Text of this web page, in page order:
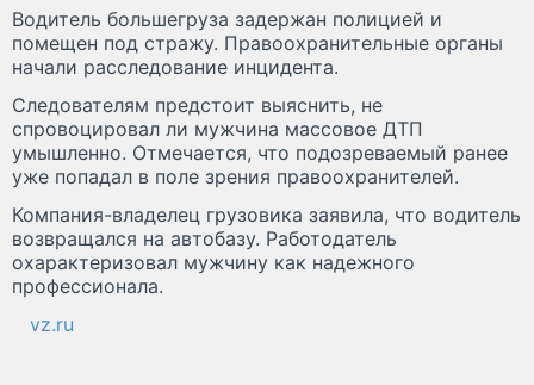
Водитель большегруза задержан полицией и
помещен под стражу. Правоохранительные органы
начали расследование инцидента.
Следователям предстоит выяснить, не
спровоцировал ли мужчина массовое ДТП
умышленно. Отмечается, что подозреваемый ранее
уже попадал в поле зрения правоохранителей.
Компания-владелец грузовика заявила, что водитель
возвращался на автобазу. Работодатель
охарактеризовал мужчину как надежного
профессионала.
vz.ru